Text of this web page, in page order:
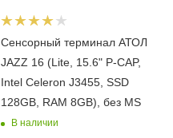
Сенсорный терминал АТОЛ
JAZZ 16 (Lite, 15.6" P-CAP,
Intel Celeron J3455, SSD
128GB, RAM 8GB), без MS
В наличии